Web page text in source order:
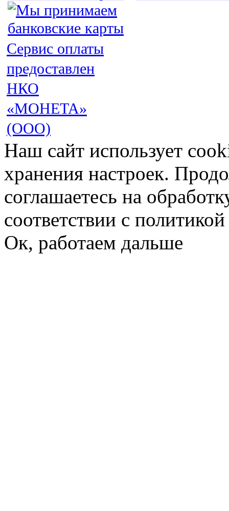
Сервис оплаты
предоставлен
НКО
«МОНЕТА»
(ООО)
Наш сайт использует
хранения настроек.
соглашаетесь на
соответствии с
Ок, работаем дальше